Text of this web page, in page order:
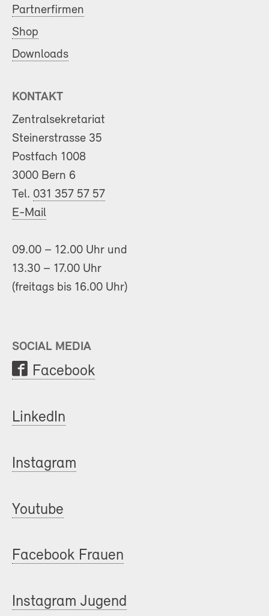
Partnerfirmen
Shop
Downloads
KONTAKT
Zentralsekretariat
Steinerstrasse 35
Postfach 1008
3000 Bern 6
Tel. 031 357 57 57
E-Mail
09.00 – 12.00 Uhr und
13.30 – 17.00 Uhr
(freitags bis 16.00 Uhr)
SOCIAL MEDIA
Facebook
LinkedIn
Instagram
Youtube
Facebook Frauen
Instagram Jugend